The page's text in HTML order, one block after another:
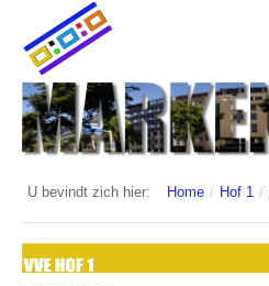
home
Markenhoven
Documenten
Veiligheid (mijn buurt van politie.nl)
U bevindt zich hier: Home / Hof 1 /